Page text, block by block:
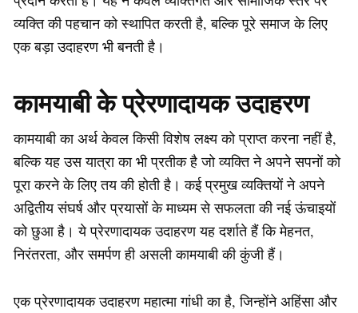
व्यक्ति की पहचान को स्थापित करती है, बल्कि पूरे समाज के लिए
एक बड़ा उदाहरण भी बनती है।
कामयाबी के प्रेरणादायक उदाहरण
कामयाबी का अर्थ केवल किसी विशेष लक्ष्य को प्राप्त करना नहीं है,
बल्कि यह उस यात्रा का भी प्रतीक है जो व्यक्ति ने अपने सपनों को
पूरा करने के लिए तय की होती है। कई प्रमुख व्यक्तियों ने अपने
अद्वितीय संघर्ष और प्रयासों के माध्यम से सफलता की नई ऊंचाइयों
को छुआ है। ये प्रेरणादायक उदाहरण यह दर्शाते हैं कि मेहनत,
निरंतरता, और समर्पण ही असली कामयाबी की कुंजी हैं।
एक प्रेरणादायक उदाहरण महात्मा गांधी का है, जिन्होंने अहिंसा और